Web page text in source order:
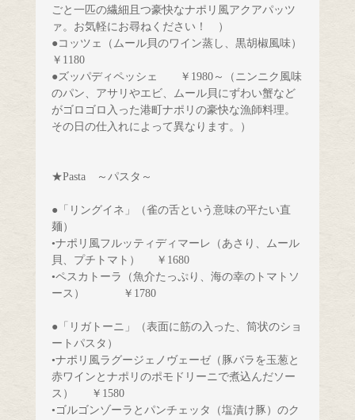
ごと一匹の繊細且つ豪快なナポリ風アクアパッツ
●コッツェ（ムール貝のワイン蒸し、黒胡椒風味）
●ズッパディペッシェ　　￥1980～
（ニンニク風味
のパン、アサリやエビ、ムール貝にずわい蟹など
がゴロゴロ入った港町ナポリの豪快な漁師料理。
その日の仕入れによって異なります。）
★Pasta　～パスタ～
●「リングイネ」（雀の舌という意味の平たい直
麺）
•ナポリ風フルッティディマーレ（あさり、ムール
貝、プチトマト）
￥1680
•ペスカトーラ（魚介たっぷり、海の幸のトマトソ
ース）
￥1780
●「リガトーニ」（表面に筋の入った、筒状のショ
ートパスタ）
•ナポリ風ラグージェノヴェーゼ （豚バラを玉葱と
赤ワインとナポリのポモドリーニで煮込んだソー
ス）
￥1580
•ゴルゴンゾーラとパンチェッタ（塩漬け豚）のク